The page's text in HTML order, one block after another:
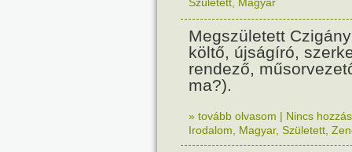
Megszületett
költő, újságíró,
rendező,
ma?).
» tovább olvasom | Nincs
Irodalom
Magyar, Született